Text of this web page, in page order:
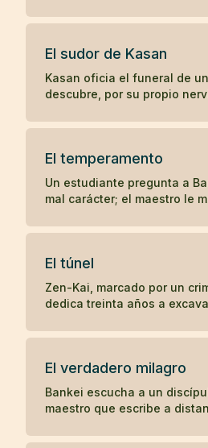
la práctica.
El sudor de Kasan
Kasan oficia el funeral de
descubre, por su propio
la soledad del templo.
El temperamento
Un estudiante pregunta a
mal carácter; el maestro le
verdadera naturaleza.
El túnel
Zen-Kai, marcado por un
dedica treinta años a
termina viendo en él a un
El verdadero milagro
Bankei escucha a un
maestro que escribe a
y dormir cuando tiene